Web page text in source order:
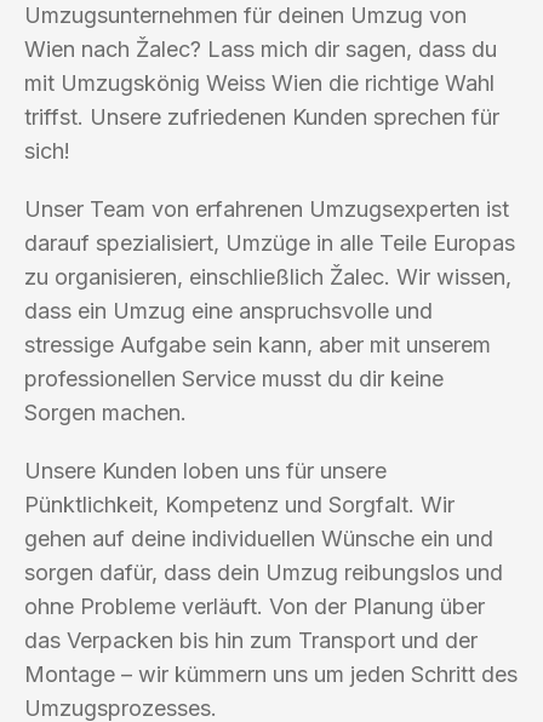
Umzugsunternehmen für deinen Umzug von
Wien nach Žalec? Lass mich dir sagen, dass du
mit Umzugskönig Weiss Wien die richtige Wahl
triffst. Unsere zufriedenen Kunden sprechen für
sich!
Unser Team von erfahrenen Umzugsexperten ist
darauf spezialisiert, Umzüge in alle Teile Europas
zu organisieren, einschließlich Žalec. Wir wissen,
dass ein Umzug eine anspruchsvolle und
stressige Aufgabe sein kann, aber mit unserem
professionellen Service musst du dir keine
Sorgen machen.
Unsere Kunden loben uns für unsere
Pünktlichkeit, Kompetenz und Sorgfalt. Wir
gehen auf deine individuellen Wünsche ein und
sorgen dafür, dass dein Umzug reibungslos und
ohne Probleme verläuft. Von der Planung über
das Verpacken bis hin zum Transport und der
Montage – wir kümmern uns um jeden Schritt des
Umzugsprozesses.